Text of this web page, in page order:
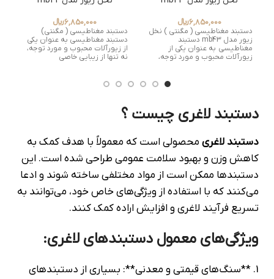
6,850,000﷼
دستبند مغناطیسی ( مگنتی ) نخل
زیور مدل mb43 دستبند
مغناطیسی به عنوان یکی از
زیورآلات محبوب و مورد توجه،
6,850,000﷼
دستبند مغناطیسی ( مگنتی)
دستبند مغناطیسی به عنوان یکی
از زیورآلات محبوب و مورد توجه،
نه تنها از زیبایی خاصی
دستبند لاغری چیست ؟
دستبند لاغری محصولی است که معمولاً با هدف کمک به
کاهش وزن و بهبود سلامت عمومی طراحی شده است. این
دستبندها ممکن است از مواد مختلفی ساخته شوند و ادعا
می‌کنند که با استفاده از ویژگی‌های خاص خود، می‌توانند به
تسریع فرآیند لاغری و افزایش اراده کمک کنند.
ویژگی‌های معمول دستبندهای لاغری:
1. **سنگ‌های قیمتی و معدنی**: بسیاری از دستبندهای